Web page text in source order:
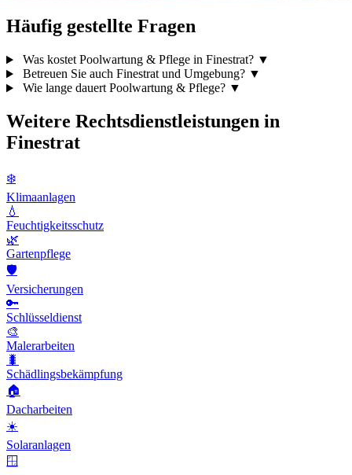
Häufig gestellte Fragen
Was kostet Poolwartung & Pflege in Finestrat? ▼
Betreuen Sie auch Finestrat und Umgebung? ▼
Wie lange dauert Poolwartung & Pflege? ▼
Weitere Rechtsdienstleistungen in
Finestrat
❄️
Klimaanlagen
💧
Feuchtigkeitsschutz
🌿
Gartenpflege
🛡️
Versicherungen
🔑
Schlüsseldienst
🎨
Malerarbeiten
🐛
Schädlingsbekämpfung
🏠
Dacharbeiten
☀️
Solaranlagen
🪟